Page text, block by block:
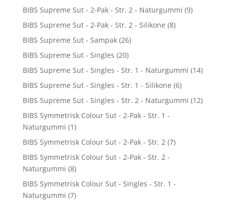
BIBS Supreme Sut - 2-Pak - Str. 2 - Naturgummi (9)
BIBS Supreme Sut - 2-Pak - Str. 2 - Silikone (8)
BIBS Supreme Sut - Sampak (26)
BIBS Supreme Sut - Singles (20)
BIBS Supreme Sut - Singles - Str. 1 - Naturgummi (14)
BIBS Supreme Sut - Singles - Str. 1 - Silikone (6)
BIBS Supreme Sut - Singles - Str. 2 - Naturgummi (12)
BIBS Symmetrisk Colour Sut - 2-Pak - Str. 1 -
Naturgummi (1)
BIBS Symmetrisk Colour Sut - 2-Pak - Str. 2 (7)
BIBS Symmetrisk Colour Sut - 2-Pak - Str. 2 -
Naturgummi (8)
BIBS Symmetrisk Colour Sut - Singles - Str. 1 -
Naturgummi (7)